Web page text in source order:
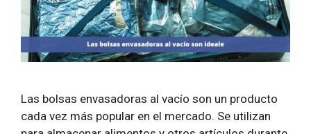
Las bolsas envasadoras al vacío son un producto
cada vez más popular en el mercado. Se utilizan